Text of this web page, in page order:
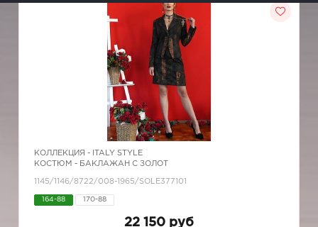
КОЛЛЕКЦИЯ -
ITALY STYLE
КОСТЮМ - БАКЛАЖАН С ЗОЛОТ
1145/1146/8722/008-1965/SOLE377101
164-88 170-88
22 150 руб